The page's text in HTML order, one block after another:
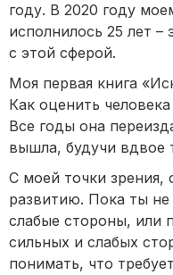
году. В 2020 году
исполнилось 25 лет –
с этой сферой.
Моя первая книга
Как оценить
Все годы она
вышла, будучи вдвое
С моей точки зрения,
развитию. Пока ты
слабые стороны, или
сильных и слабых
понимать, что